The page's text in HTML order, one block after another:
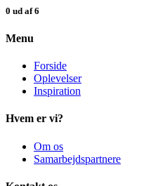
0 ud af 6
Menu
Forside
Oplevelser
Inspiration
Hvem er vi?
Om os
Samarbejdspartnere